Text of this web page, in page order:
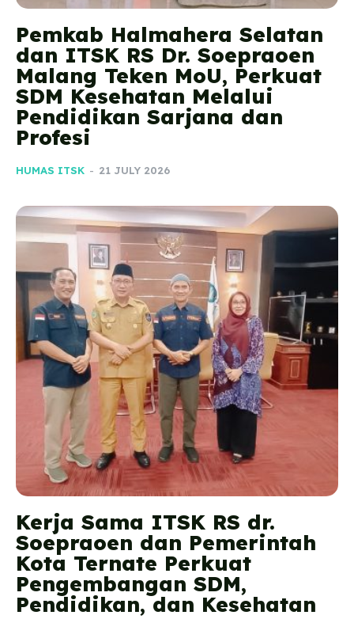
Pemkab Halmahera Selatan
dan ITSK RS Dr. Soepraoen
Malang Teken MoU, Perkuat
SDM Kesehatan Melalui
Pendidikan Sarjana dan
Profesi
HUMAS ITSK - 21 JULY 2026
Kerja Sama ITSK RS dr.
Soepraoen dan Pemerintah
Kota Ternate Perkuat
Pengembangan SDM,
Pendidikan, dan Kesehatan